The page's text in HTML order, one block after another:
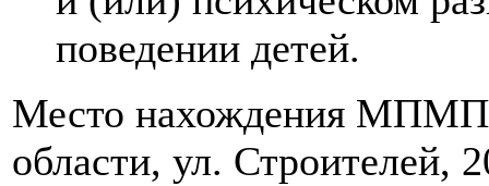
поведении детей.
Место нахождения
области, ул. Строителей,